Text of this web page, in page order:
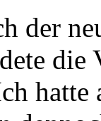
der